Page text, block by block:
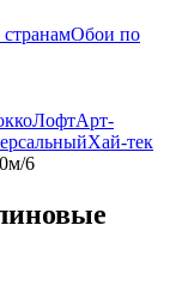
Обои по
ЛофтАрт-
Хай-тек
6